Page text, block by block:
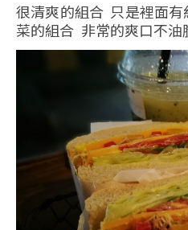
很清爽的組合 只是裡面
菜的組合 非常的爽口不油